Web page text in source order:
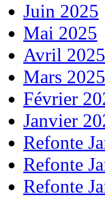
Juin 2025
Mai 2025
Avril 2025
Mars 2025
Février
Janvier
Refonte
Refonte
Refonte